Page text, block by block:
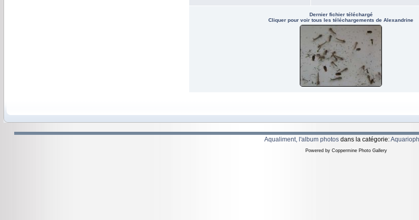
Dernier fichier téléchargé
Cliquer pour voir tous les téléchargements de Alexandrine
Aqualiment, l'album photos dans la catégorie:
Powered by Coppermine Photo Gallery